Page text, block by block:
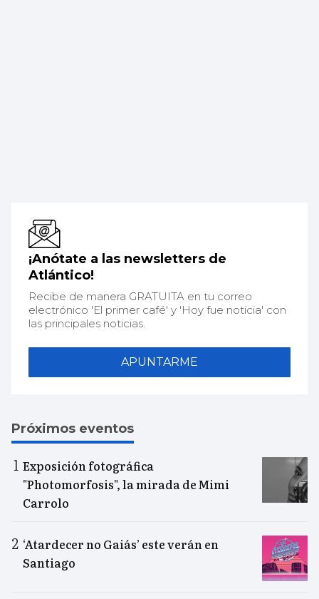
¡Anótate a las newsletters de
Atlántico!
Recibe de manera GRATUITA en tu correo
electrónico 'El primer café' y 'Hoy fue noticia' con
las principales noticias.
APUNTARME
Próximos eventos
Exposición fotográfica
"Photomorfosis", la mirada de Mimi
Carrolo
‘Atardecer no Gaiás’ este verán en
Santiago